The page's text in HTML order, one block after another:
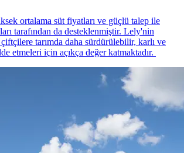
ortalama süt fiyatları ve güçlü talep ile
tarafından da desteklenmiştir. Lely'nin
tarımda daha sürdürülebilir, karlı ve
etmeleri için açıkça değer katmaktadır.